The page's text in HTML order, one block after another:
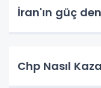
İran'ın güç
Chp Nasıl